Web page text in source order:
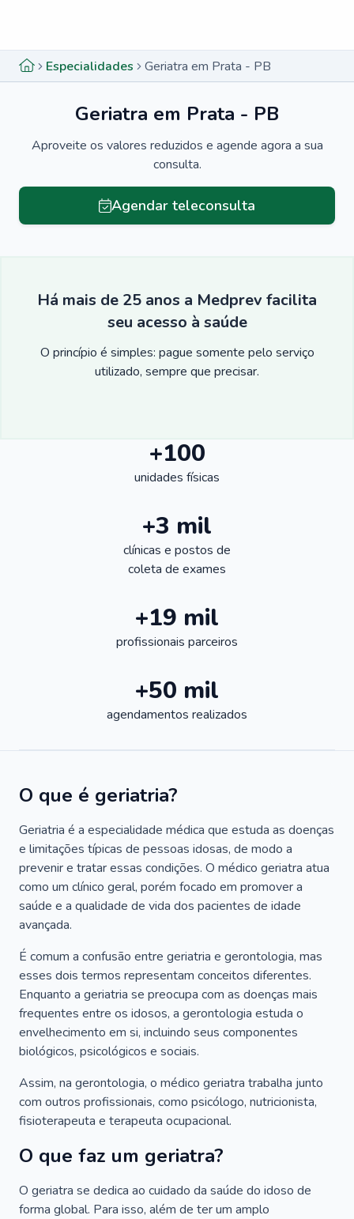
Especialidades Geriatra em Prata - PB
Geriatra em Prata - PB
Aproveite os valores reduzidos e agende agora a sua
consulta.
Agendar teleconsulta
Há mais de 25 anos a Medprev facilita
seu acesso à saúde
O princípio é simples: pague somente pelo serviço
utilizado, sempre que precisar.
+100
unidades físicas
+3 mil
clínicas e postos de
coleta de exames
+19 mil
profissionais parceiros
+50 mil
agendamentos realizados
O que é geriatria?
Geriatria é a especialidade médica que estuda as doenças
e limitações típicas de pessoas idosas, de modo a
prevenir e tratar essas condições. O médico geriatra atua
como um clínico geral, porém focado em promover a
saúde e a qualidade de vida dos pacientes de idade
avançada.
É comum a confusão entre geriatria e gerontologia, mas
esses dois termos representam conceitos diferentes.
Enquanto a geriatria se preocupa com as doenças mais
frequentes entre os idosos, a gerontologia estuda o
envelhecimento em si, incluindo seus componentes
biológicos, psicológicos e sociais.
Assim, na gerontologia, o médico geriatra trabalha junto
com outros profissionais, como psicólogo, nutricionista,
fisioterapeuta e terapeuta ocupacional.
O que faz um geriatra?
O geriatra se dedica ao cuidado da saúde do idoso de
forma global. Para isso, além de ter um amplo